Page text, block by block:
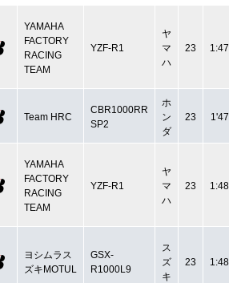
YAMAHA
FACTORY
RACING
TEAM
YZF-R1
ヤ
マ
ハ
23
Team HRC
CBR1000RR
SP2
ホ
ン
ダ
23
YAMAHA
FACTORY
RACING
TEAM
YZF-R1
ヤ
マ
ハ
23
ヨシムラス
ズキMOTUL
GSX-
R1000L9
ス
ズ
キ
23